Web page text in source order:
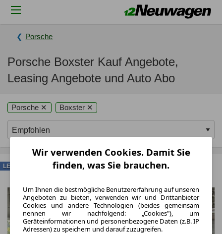
Porsche
Porsche Boxster Kauf Angebote,
Leasing Angebote und Auto Abo
Porsche ✕ Boxster ✕
LEASING
Wir verwenden Cookies. Damit Sie
finden, was Sie brauchen.
Um Ihnen die bestmögliche Benutzererfahrung auf unseren
Angeboten zu bieten, verwenden wir und Drittanbieter
Cookies und andere Technologien (beides gemeinsam
nennen wir nachfolgend: „Cookies"), um
Geräteinformationen und personenbezogene Daten (z.B. IP
Adressen) zu speichern und darauf zuzugreifen.